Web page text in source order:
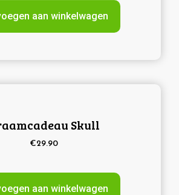
aan winkelwagen
Skull
€29.90
aan winkelwagen